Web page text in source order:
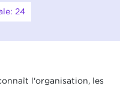
24
l'organisation, les